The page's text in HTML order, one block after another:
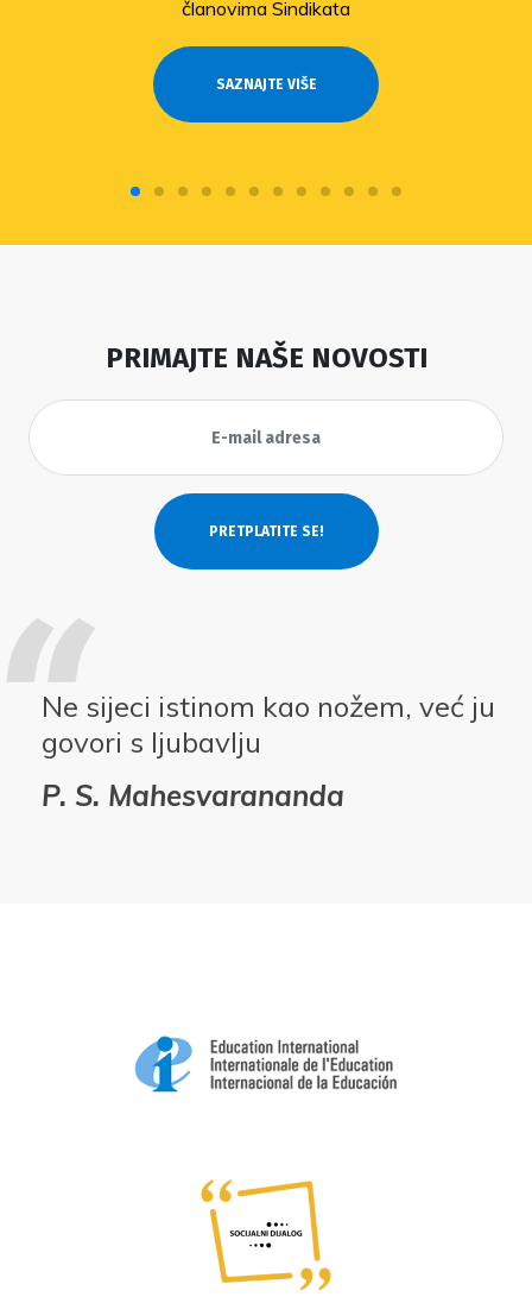
članovima Sindikata
SAZNAJTE VIŠE
PRIMAJTE NAŠE NOVOSTI
Ne sijeci istinom kao nožem, već ju
govori s ljubavlju
P. S. Mahesvarananda